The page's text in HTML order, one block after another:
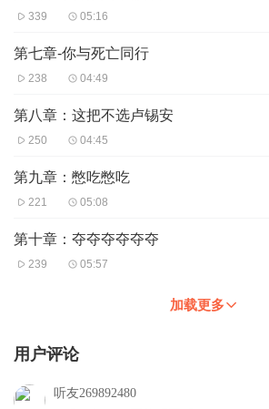
339 05:16
第七章-你与死亡同行
238 04:49
第八章：这把不选卢锡安
250 04:45
第九章：憋吃憋吃
221 05:08
第十章：夺夺夺夺夺夺
239 05:57
加载更多
用户评论
听友269892480